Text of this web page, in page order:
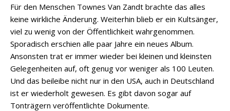
Für den Menschen Townes Van Zandt brachte das alles
keine wirkliche Änderung. Weiterhin blieb er ein Kultsänger,
viel zu wenig von der Öffentlichkeit wahrgenommen.
Sporadisch erschien alle paar Jahre ein neues Album.
Ansonsten trat er immer wieder bei kleinen und kleinsten
Gelegenheiten auf, oft genug vor weniger als 100 Leuten.
Und das beileibe nicht nur in den USA, auch in Deutschland
ist er wiederholt gewesen. Es gibt davon sogar auf
Tonträgern veröffentlichte Dokumente.